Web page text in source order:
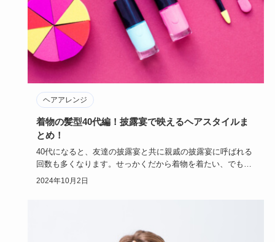
ヘアアレンジ
着物の髪型40代編！披露宴で映えるヘアスタイルま
とめ！
40代になると、友達の披露宴と共に親戚の披露宴に呼ばれる
回数も多くなります。せっかくだから着物を着たい、でも髪
型が面倒…と…
2024年10月2日